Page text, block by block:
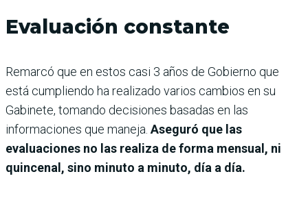
Evaluación constante
Remarcó que en estos casi 3 años de Gobierno que
está cumpliendo ha realizado varios cambios en su
Gabinete, tomando decisiones basadas en las
informaciones que maneja. Aseguró que las
evaluaciones no las realiza de forma mensual, ni
quincenal, sino minuto a minuto, día a día.